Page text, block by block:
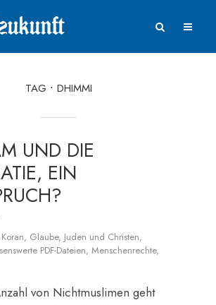
TAG DHIMMI
UND DIE
EIN
, Glaube, Juden und Christen,
PDF-Dateien, Menschenrechte,
von Nichtmuslimen geht